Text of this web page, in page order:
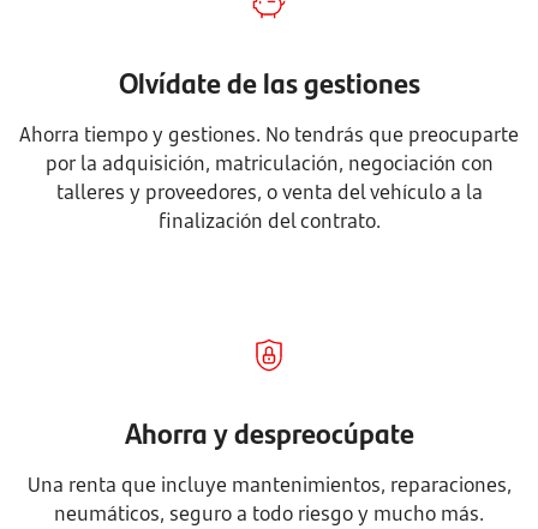
Olvídate de las gestiones
Ahorra tiempo y gestiones. No tendrás que preocuparte
por la adquisición, matriculación, negociación con
talleres y proveedores, o venta del vehículo a la
finalización del contrato.
Ahorra y despreocúpate
Una renta que incluye mantenimientos, reparaciones,
neumáticos, seguro a todo riesgo y mucho más.